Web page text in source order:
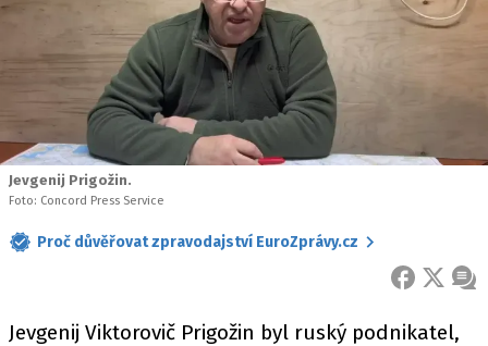
Jevgenij Prigožin.
Foto: Concord Press Service
Proč důvěřovat zpravodajství EuroZprávy.cz
FACEBOOK
X
Jevgenij Viktorovič Prigožin byl ruský podnikatel,